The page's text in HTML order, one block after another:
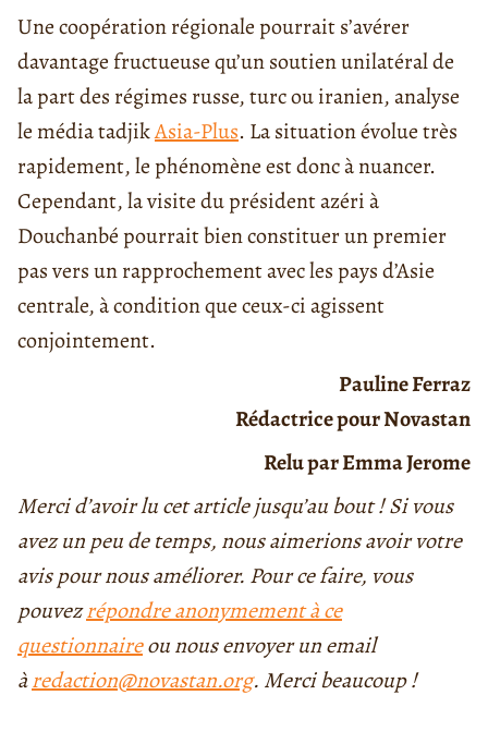
Une coopération régionale pourrait s’avérer
davantage fructueuse qu’un soutien unilatéral de
la part des régimes russe, turc ou iranien, analyse
le média tadjikAsia-Plus. La situation évolue très
rapidement, le phénomène est donc à nuancer.
Cependant, la visite du président azéri à
Douchanbé pourrait bien constituer un premier
pas vers un rapprochement avec les pays d’Asie
centrale, à condition que ceux-ci agissent
conjointement.
Pauline Ferraz
Rédactrice pour Novastan
Relu par Emma Jerome
Merci d’avoir lu cet article jusqu’au bout ! Si vous
avez un peu de temps, nous aimerions avoir votre
avis pour nous améliorer. Pour ce faire, vous
pouvezrépondre anonymement à ce
questionnaireou nous envoyer un email
àredaction@novastan.org. Merci beaucoup !